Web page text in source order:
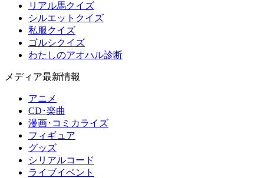
リアル馬クイズ
シルエットクイズ
私服クイズ
ゴルシクイズ
わたしのアオハル診断
メディア最新情報
アニメ
CD･楽曲
漫画･コミカライズ
フィギュア
グッズ
シリアルコード
ライブイベント